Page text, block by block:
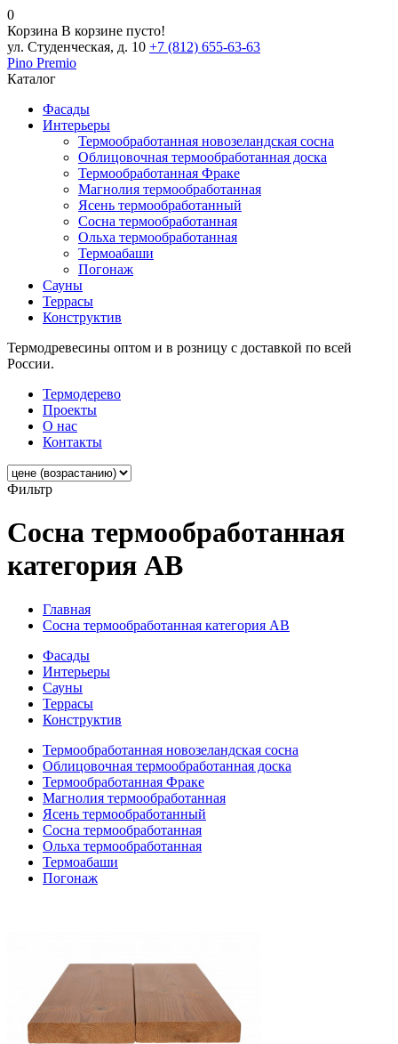
0
Корзина В корзине пусто!
ул. Студенческая, д. 10 +7 (812) 655-63-63
Pino Premio
Каталог
Фасады
Интерьеры
Термообработанная новозеландская сосна
Облицовочная термообработанная доска
Термообработанная Фраке
Магнолия термообработанная
Ясень термообработанный
Сосна термообработанная
Ольха термообработанная
Термоабаши
Погонаж
Сауны
Террасы
Конструктив
Термодревесины оптом и в розницу с доставкой по всей
России.
Термодерево
Проекты
О нас
Контакты
Фильтр
Сосна термообработанная
категория АВ
Главная
Сосна термообработанная категория АВ
Фасады
Интерьеры
Сауны
Террасы
Конструктив
Термообработанная новозеландская сосна
Облицовочная термообработанная доска
Термообработанная Фраке
Магнолия термообработанная
Ясень термообработанный
Сосна термообработанная
Ольха термообработанная
Термоабаши
Погонаж